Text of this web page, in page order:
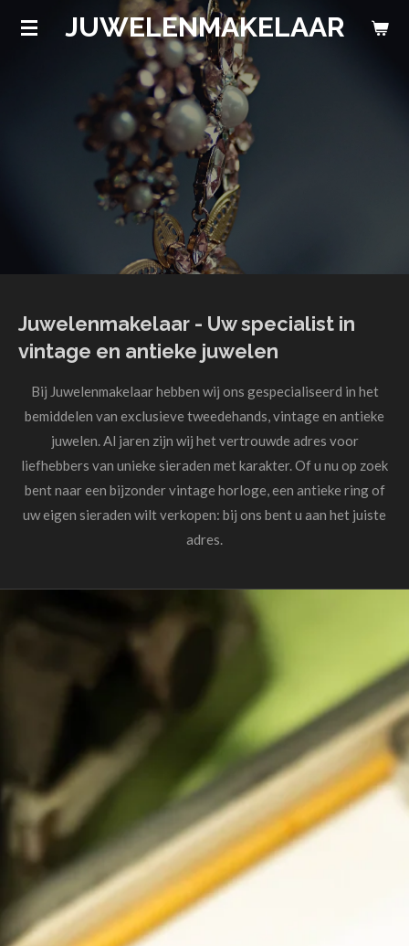
Ga
hoofdinhoud
JUWELENMAKELAAR
Juwelenmakelaar - Uw specialist in
vintage en antieke juwelen
Bij Juwelenmakelaar hebben wij ons gespecialiseerd in het
bemiddelen van exclusieve tweedehands, vintage en antieke
juwelen. Al jaren zijn wij het vertrouwde adres voor
liefhebbers van unieke sieraden met karakter. Of u nu op zoek
bent naar een bijzonder vintage horloge, een antieke ring of
uw eigen sieraden wilt verkopen: bij ons bent u aan het juiste
adres.